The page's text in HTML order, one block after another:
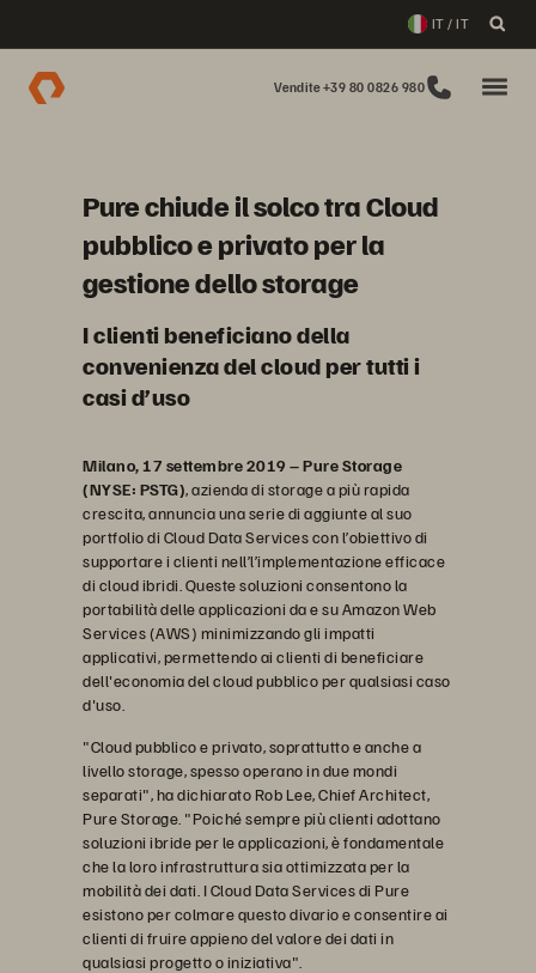
IT / IT
Vendite +39 80 0826 980
Pure chiude il solco tra Cloud
pubblico e privato per la
gestione dello storage
I clienti beneficiano della
convenienza del cloud per tutti i
casi d’uso
Milano, 17 settembre 2019 – Pure Storage
(NYSE: PSTG), azienda di storage a più rapida
crescita, annuncia una serie di aggiunte al suo
portfolio di Cloud Data Services con l’obiettivo di
supportare i clienti nell’l’implementazione efficace
di cloud ibridi. Queste soluzioni consentono la
portabilità delle applicazioni da e su Amazon Web
Services (AWS) minimizzando gli impatti
applicativi, permettendo ai clienti di beneficiare
dell'economia del cloud pubblico per qualsiasi caso
d'uso.
"Cloud pubblico e privato, soprattutto e anche a
livello storage, spesso operano in due mondi
separati", ha dichiarato Rob Lee, Chief Architect,
Pure Storage. "Poiché sempre più clienti adottano
soluzioni ibride per le applicazioni, è fondamentale
che la loro infrastruttura sia ottimizzata per la
mobilità dei dati. I Cloud Data Services di Pure
esistono per colmare questo divario e consentire ai
clienti di fruire appieno del valore dei dati in
qualsiasi progetto o iniziativa".